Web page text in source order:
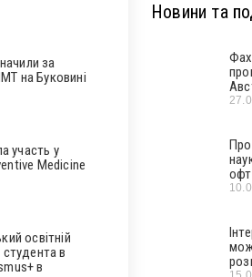
за
на Буковині
участь у
Medicine
освітній
студента в
в
Новини та